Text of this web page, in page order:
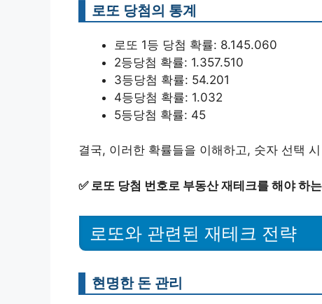
로또 당첨의 통계
로또 1등 당첨 확률: 8.145.060
2등당첨 확률: 1.357.510
3등당첨 확률: 54.201
4등당첨 확률: 1.032
5등당첨 확률: 45
결국, 이러한 확률들을 이해하고, 숫자 선택
✅ 로또 당첨 번호로 부동산 재테크를 해야 하
로또와 관련된 재테크 전략
현명한 돈 관리